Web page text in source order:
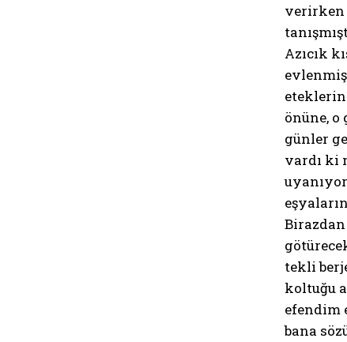
verirken
Azıcık
önüne,
günler
vardı ki
tekli
koltuğu
efendim
bana